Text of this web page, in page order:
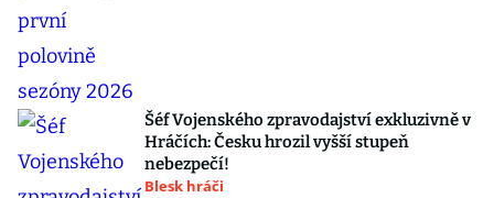
Šéf Vojenského zpravodajství exkluzivně v
Hráčích: Česku hrozil vyšší stupeň
nebezpečí!
Blesk hráči